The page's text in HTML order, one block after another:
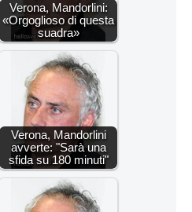
Verona, Mandorlini:
«Orgoglioso di questa
suadra»
Verona, Mandorlini
avverte: "Sarà una
sfida su 180 minuti"